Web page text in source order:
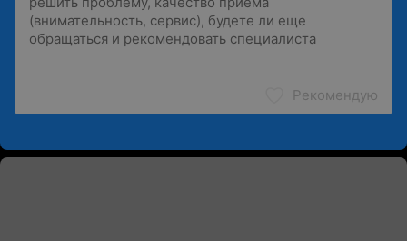
Рекомендую